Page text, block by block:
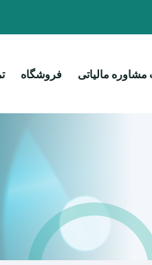
مالیاتی فروشگاه